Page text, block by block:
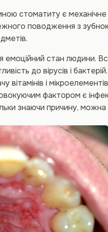
стоматиту є
поводження з
емоційний стан людини.
до вірусів і
вітамінів і
фактором є
знаючи причину, можна